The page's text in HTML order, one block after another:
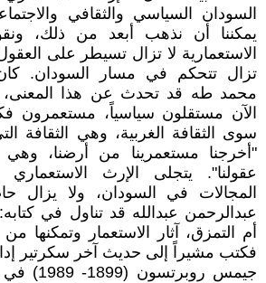
السودان السياسي والثقافي
يمكننا أن نذهب أبعد من ذلك،
الاستعمارية لا تزال تسيطر على
تزال تتحكم في مسار السودان.
محمد طه قد تحدث عن هذا المعنى،
الآن مستقلون سياسياً، مستعمرون
سوى الثقافة الغربية، وهي الثقافة
"أخرجنا مستعمرينا من أرضنا، وهي
عقولنا". يتجلى الإرث
المجالات في السودان، ولا يزال
عبدالرحمن عبدالله قد تناول في
أم التمزق، آثار الاستعمار وتمكنها من
فكتب مشيراً إلى حديث آخر سكرتير
جيمس